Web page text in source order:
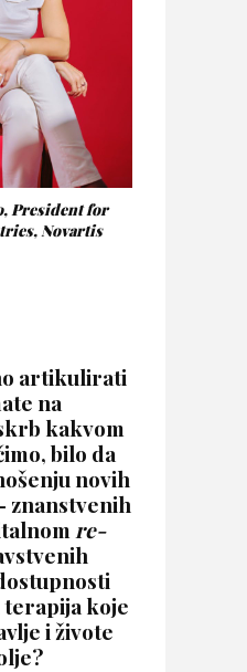
President for
Novartis
artikulirati
na
kakvom
bilo da
novih
znanstvenih
re-
koje
i živote